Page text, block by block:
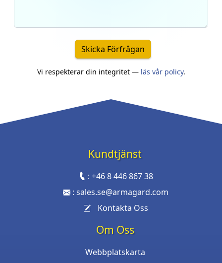
Skicka Förfrågan
Vi respekterar din integritet — läs vår policy.
Kundtjänst
:+46 8 446 867 38
:sales.se@armagard.com
Kontakta Oss
Om Oss
Webbplatskarta